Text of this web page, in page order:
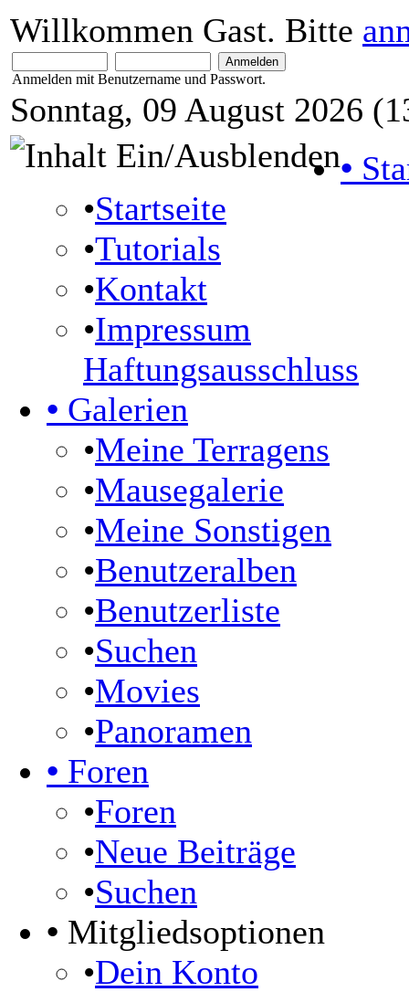
Willkommen Gast. Bitte
Anmelden mit Benutzername und Passwort.
Sonntag, 09 August 2026
•
•Startseite
•Tutorials
•Kontakt
•Impressum
Haftungsausschluss
• Galerien
•Meine Terragens
•Mausegalerie
•Meine Sonstigen
•Benutzeralben
•Benutzerliste
•Suchen
•Movies
•Panoramen
• Foren
•Foren
•Neue Beiträge
•Suchen
• Mitgliedsoptionen
•Dein Konto